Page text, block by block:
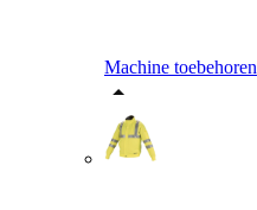
Machine toebehoren